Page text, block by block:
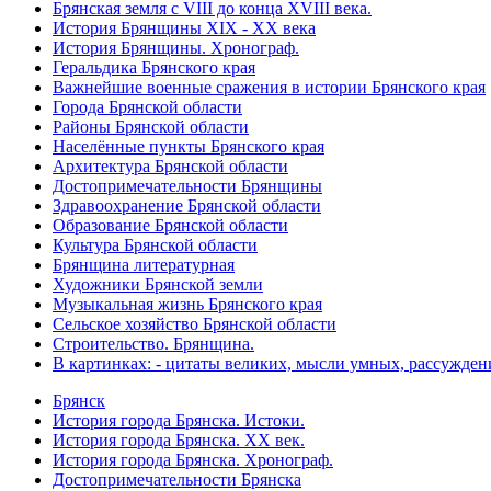
Брянская земля с VIII до конца XVIII века.
История Брянщины XIX - XX века
История Брянщины. Хронограф.
Геральдика Брянского края
Важнейшие военные сражения в истории Брянского края
Города Брянской области
Районы Брянской области
Населённые пункты Брянского края
Архитектура Брянской области
Достопримечательности Брянщины
Здравоохранение Брянской области
Образование Брянской области
Культура Брянской области
Брянщина литературная
Художники Брянской земли
Музыкальная жизнь Брянского края
Сельское хозяйство Брянской области
Строительство. Брянщина.
В картинках: - цитаты великих, мысли умных,
Брянск
История города Брянска. Истоки.
История города Брянска. XX век.
История города Брянска. Хронограф.
Достопримечательности Брянска